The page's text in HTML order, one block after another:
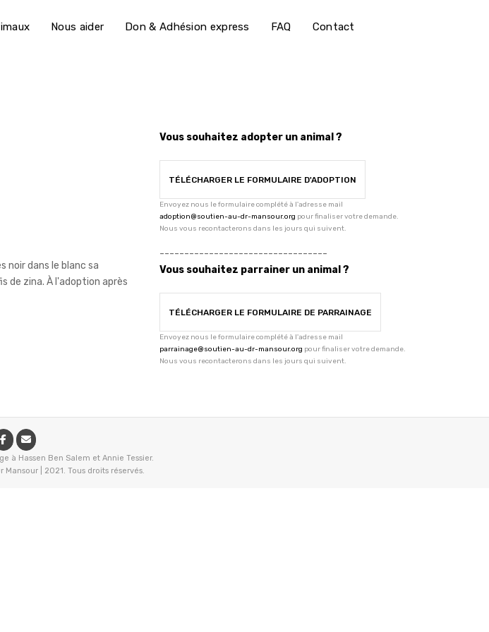
Nous aider Don & Adhésion express FAQ Contact
noir dans le blanc sa
de zina. À l'adoption après
Vous souhaitez adopter un animal ?
TÉLÉCHARGER LE FORMULAIRE D'ADOPTION
Envoyez nous le formulaire complété à l'adresse mail
adoption@soutien-au-dr-mansour.org pour finaliser votre demande.
Nous vous recontacterons dans les jours qui suivent.
----------------------------------
Vous souhaitez parrainer un animal ?
TÉLÉCHARGER LE FORMULAIRE DE PARRAINAGE
Envoyez nous le formulaire complété à l'adresse mail
parrainage@soutien-au-dr-mansour.org pour finaliser votre demande.
Nous vous recontacterons dans les jours qui suivent.
à Hassen Ben Salem et Annie Tessier.
Mansour
2021. Tous droits réservés.